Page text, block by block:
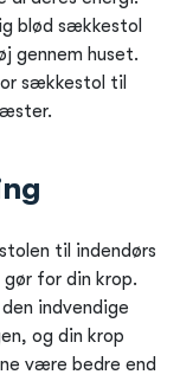
blød sækkestol
gennem huset.
sækkestol til
til indendørs
for din krop.
indvendige
og din krop
være bedre end